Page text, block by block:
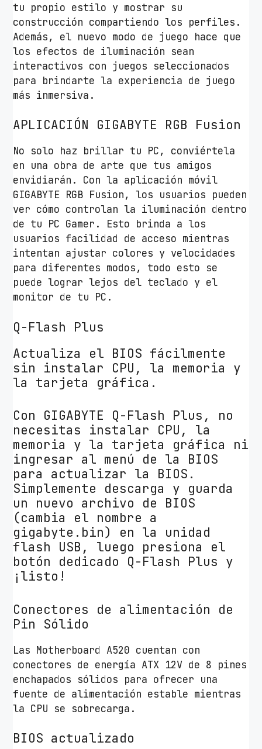
tu propio estilo y mostrar su
construcción compartiendo los perfiles.
Además, el nuevo modo de juego hace que
los efectos de iluminación sean
interactivos con juegos seleccionados
para brindarte la experiencia de juego
más inmersiva.
APLICACIÓN GIGABYTE RGB Fusion
No solo haz brillar tu PC, conviértela
en una obra de arte que tus amigos
envidiarán. Con la aplicación móvil
GIGABYTE RGB Fusion, los usuarios pueden
ver cómo controlan la iluminación dentro
de tu PC Gamer. Esto brinda a los
usuarios facilidad de acceso mientras
intentan ajustar colores y velocidades
para diferentes modos, todo esto se
puede lograr lejos del teclado y el
monitor de tu PC.
Q-Flash Plus
Actualiza el BIOS fácilmente
sin instalar CPU, la memoria y
la tarjeta gráfica.
Con GIGABYTE Q-Flash Plus, no
necesitas instalar CPU, la
memoria y la tarjeta gráfica ni
ingresar al menú de la BIOS
para actualizar la BIOS.
Simplemente descarga y guarda
un nuevo archivo de BIOS
(cambia el nombre a
gigabyte.bin) en la unidad
flash USB, luego presiona el
botón dedicado Q-Flash Plus y
¡listo!
Conectores de alimentación de
Pin Sólido
Las Motherboard A520 cuentan con
conectores de energía ATX 12V de 8 pines
enchapados sólidos para ofrecer una
fuente de alimentación estable mientras
la CPU se sobrecarga.
BIOS actualizado